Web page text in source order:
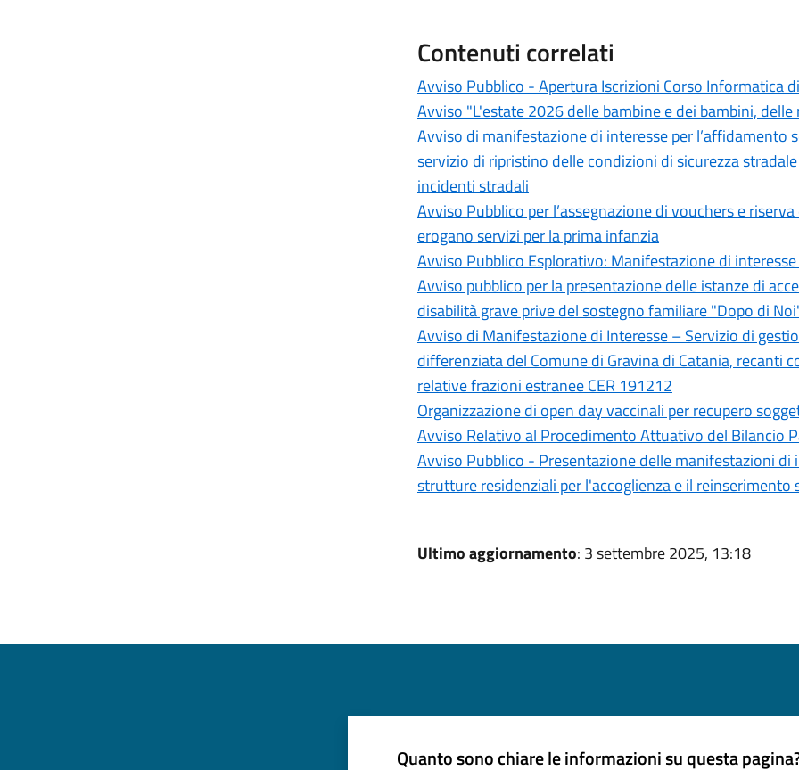
Contenuti correlati
Avviso Pubblico - Apertura Iscrizioni Corso Informatica
Avviso "L'estate 2026 delle bambine e dei bambini, delle
Avviso di manifestazione di interesse per l’affidamento
servizio di ripristino delle condizioni di sicurezza
incidenti stradali
Avviso Pubblico per l’assegnazione di vouchers e
erogano servizi per la prima infanzia
Avviso Pubblico Esplorativo: Manifestazione di
Avviso pubblico per la presentazione delle istanze di
disabilità grave prive del sostegno familiare "Dopo di
Avviso di Manifestazione di Interesse – Servizio di
differenziata del Comune di Gravina di Catania, recanti
relative frazioni estranee CER 191212
Organizzazione di open day vaccinali per recupero
Avviso Relativo al Procedimento Attuativo del Bilancio
Avviso Pubblico - Presentazione delle manifestazioni
strutture residenziali per l'accoglienza e il
Ultimo aggiornamento: 3 settembre 2025, 13:18
Quanto sono chiare le informazioni su questa